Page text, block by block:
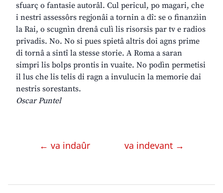
sfuarç o fantasie autorâl. Cul pericul, po magari, che
i nestri assessôrs regjonâi a tornin a dî: se o finanzìin
la Rai, o scugnìn drenâ culì lis risorsis par tv e radios
privadis. No. No si pues spietâ altris doi agns prime
di tornâ a sintî la stesse storie. A Roma a saran
simpri lis bolps prontis in vuaite. No podìn permetisi
il lus che lis telis di ragn a invulucin la memorie dai
nestris sorestants.
Oscar Puntel
← va indaûr va indevant →